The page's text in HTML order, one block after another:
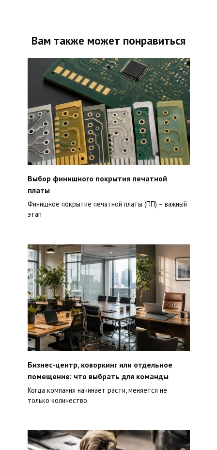
Вам также может понравиться
Выбор финишного покрытия печатной
платы
Финишное покрытие печатной платы (ПП) – важный
этап
Бизнес-центр, коворкинг или отдельное
помещение: что выбрать для команды
Когда компания начинает расти, меняется не
только количество